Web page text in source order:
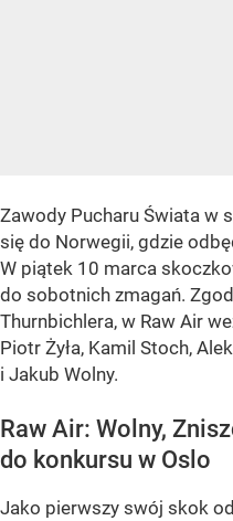
Zawody Pucharu Świata w
się do Norwegii, gdzie
W piątek 10 marca
do sobotnich zmagań.
Thurnbichlera, w Raw Air
Piotr Żyła, Kamil Stoch,
i Jakub Wolny.
Raw Air: Wolny,
do konkursu w Oslo
Jako pierwszy swój skok